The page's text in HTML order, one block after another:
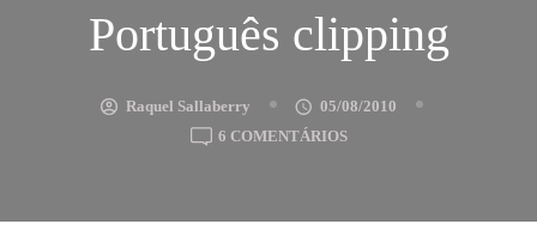
Português clipping
Raquel Sallaberry
05/08/2010
6 COMENTÁRIOSEM
EM